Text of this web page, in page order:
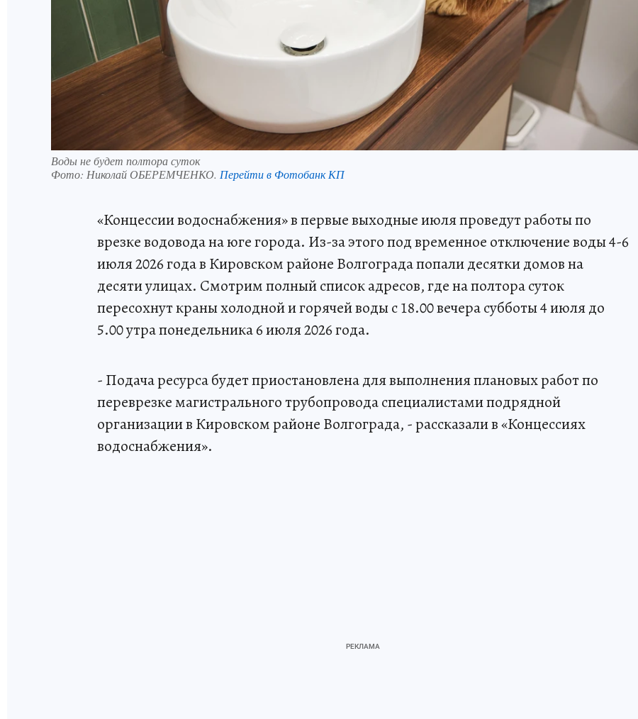
Воды не будет полтора суток
Фото: Николай ОБЕРЕМЧЕНКО. Перейти в Фотобанк КП
«Концессии водоснабжения» в первые выходные июля проведут работы по
врезке водовода на юге города. Из-за этого под временное отключение воды 4-6
июля 2026 года в Кировском районе Волгограда попали десятки домов на
десяти улицах. Смотрим полный список адресов, где на полтора суток
пересохнут краны холодной и горячей воды с 18.00 вечера субботы 4 июля до
5.00 утра понедельника 6 июля 2026 года.
- Подача ресурса будет приостановлена для выполнения плановых работ по
переврезке магистрального трубопровода специалистами подрядной
организации в Кировском районе Волгограда, - рассказали в «Концессиях
водоснабжения».